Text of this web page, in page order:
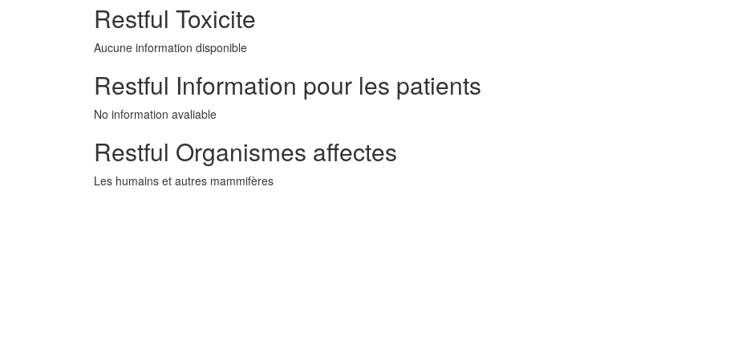
Restful Toxicite
Aucune information disponible
Restful Information pour les patients
No information avaliable
Restful Organismes affectes
Les humains et autres mammifères